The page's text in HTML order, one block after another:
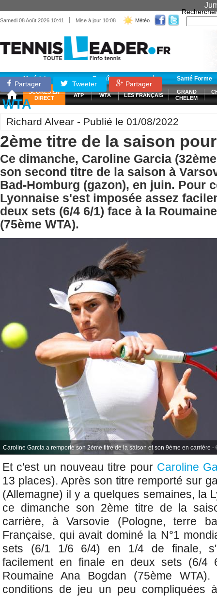
Samedi 08 Août 2026 10:41 | Mise à jour 10:08 Météo
Rechercher
Matériel Entraînement Santé Forme
SCORES EN
DIRECT
ATP WTA LES FRANÇAIS
GRAND
CHELEM
Partager Tweeter Partager
WTA
Richard Alvear - Publié le 01/08/2022
2ème titre de la saison
Ce dimanche, Caroline Garcia
son second titre de la saison à
Bad-Homburg (gazon), en juin. Pour
Lyonnaise s'est imposée assez
deux sets (6/4 6/1) face à la
(75ème WTA).
Caroline Garcia a remporté son 2ème titre de la saison et son 9ème en carrière -
Et c'est un nouveau titre pour Caroline
13 places). Après son titre remporté sur
(Allemagne) il y a quelques semaines, la
ce dimanche son 2ème titre de la
carrière, à Varsovie (Pologne, terre
Française, qui avait dominé la N°1
sets (6/1 1/6 6/4) en 1/4 de finale,
facilement en finale en deux sets (6/4
Roumaine Ana Bogdan (75ème
conditions de jeu un peu compliquées